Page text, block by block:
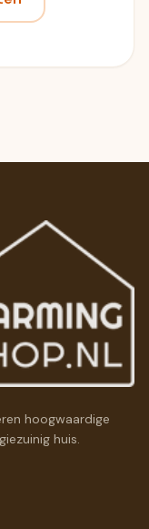
hoogwaardige
huis.